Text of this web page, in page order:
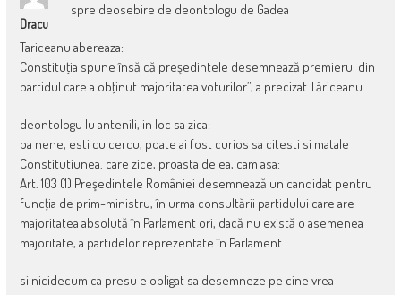
Dracu
spre deosebire de deontologu de Gadea
Tariceanu abereaza:
Constituţia spune însă că preşedintele desemnează premierul din
partidul care a obţinut majoritatea voturilor”, a precizat Tăriceanu.
deontologu lu antenili, in loc sa zica:
ba nene, esti cu cercu, poate ai fost curios sa citesti si matale
Constitutiunea. care zice, proasta de ea, cam asa:
Art. 103 (1) Preşedintele României desemnează un candidat pentru
funcţia de prim-ministru, în urma consultării partidului care are
majoritatea absolută în Parlament ori, dacă nu există o asemenea
majoritate, a partidelor reprezentate în Parlament.
si nicidecum ca presu e obligat sa desemneze pe cine vrea